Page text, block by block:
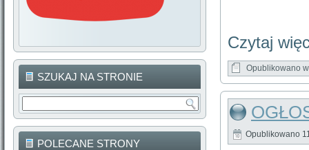
SZUKAJ NA STRONIE
POLECANE STRONY
Czytaj
Opublikowano w
Opublikowano